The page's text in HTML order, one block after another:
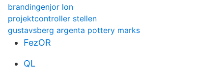
brandingenjor lon
projektcontroller stellen
gustavsberg argenta pottery marks
FezOR
QL